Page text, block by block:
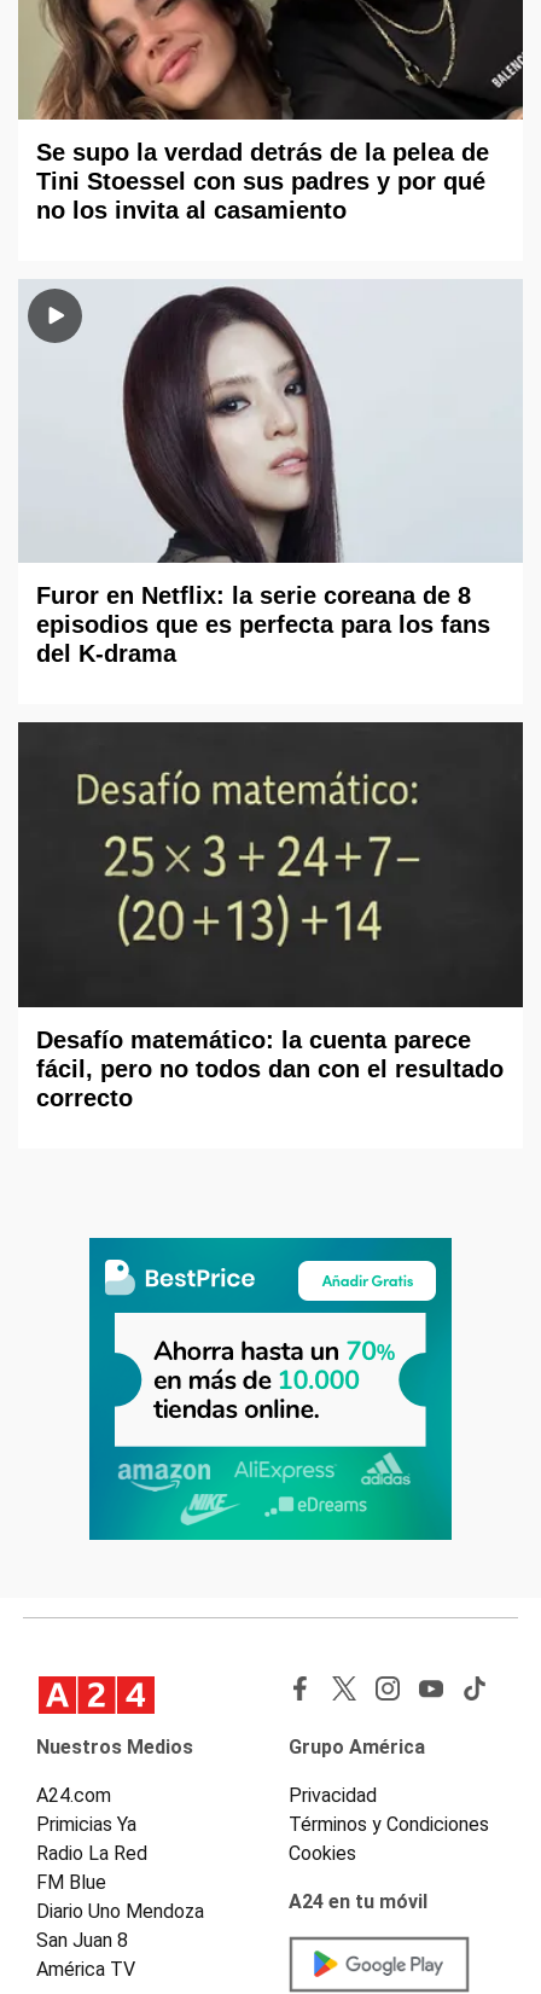
Se supo la verdad detrás de la pelea de
Tini Stoessel con sus padres y por qué
no los invita al casamiento
Furor en Netflix: la serie coreana de 8
episodios que es perfecta para los fans
del K-drama
Desafío matemático: la cuenta parece
fácil, pero no todos dan con el resultado
correcto
Nuestros Medios
A24.com
Primicias Ya
Radio La Red
FM Blue
Diario Uno Mendoza
San Juan 8
América TV
Grupo América
Privacidad
Términos y Condiciones
Cookies
A24 en tu móvil